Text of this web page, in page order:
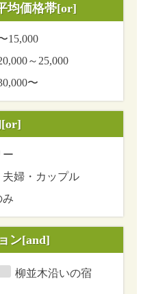
均価格帯[or]
15,000
～25,000
〜
[or]
ー
夫婦・カップル
み
ン[and]
柳並木沿いの宿